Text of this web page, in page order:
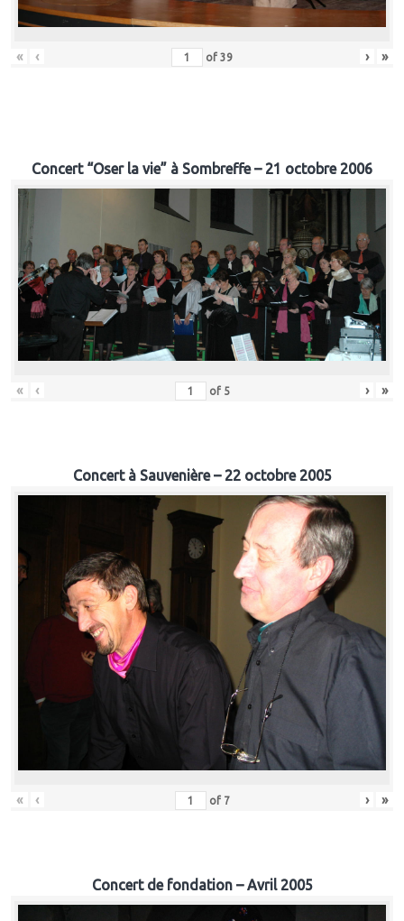
« ‹ of 39 › »
Concert “Oser la vie” à Sombreffe – 21 octobre 2006
« ‹ of 5 › »
Concert à Sauvenière – 22 octobre 2005
« ‹ of 7 › »
Concert de fondation – Avril 2005